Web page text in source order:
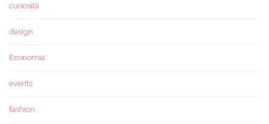
curiosità
design
Economia
events
fashion